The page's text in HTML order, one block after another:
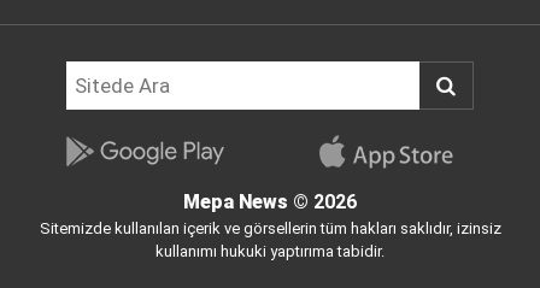
Mepa News © 2026
Sitemizde kullanılan içerik ve görsellerin tüm hakları saklıdır, izinsiz
kullanımı hukuki yaptırıma tabidir.